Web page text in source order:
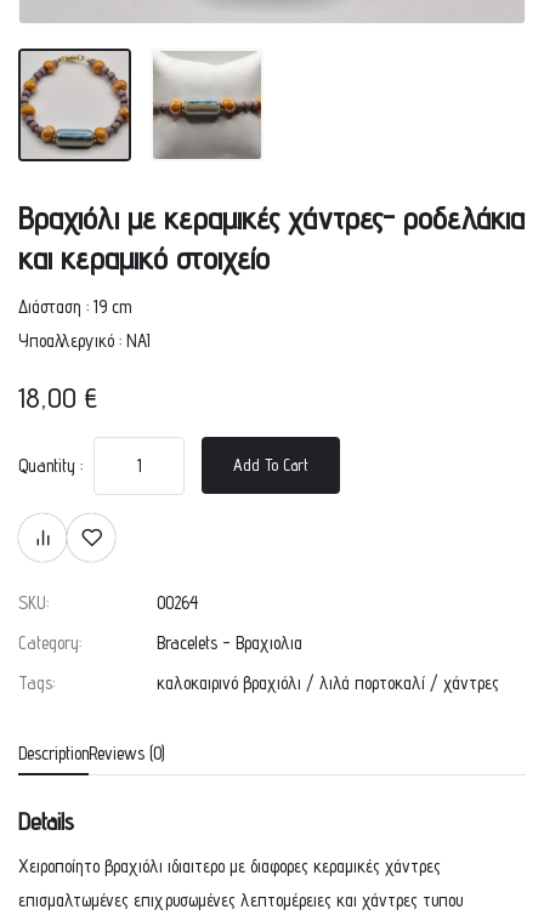
Βραχιόλι με κεραμικές χάντρες- ροδελάκια
και κεραμικό στοιχείο
Διάσταση : 19 cm
Υποαλλεργικό : ΝΑΙ
18,00 €
Quantity : Add To Cart
SKU:
00264
Category:
Bracelets - Βραχιολια
Tags:
καλοκαιρινό βραχιόλι / λιλά πορτοκαλί / χάντρες
DescriptionReviews (0)
Details
Χειροποίητο βραχιόλι ιδιαιτερο με διαφορες κεραμικές χάντρες
επισμαλτωμένες επιχρυσωμένες λεπτομέρειες και χάντρες τυπου